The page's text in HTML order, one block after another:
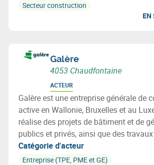
Secteur construction
EN
Galère
4053 Chaudfontaine
ACTEUR
Galère est une entreprise générale de
active en Wallonie, Bruxelles et au
réalise des projets de bâtiment et de
publics et privés, ainsi que des
tels que la restauration et la réparation
d’art.
Catégorie d'acteur
Entreprise (TPE, PME et GE)